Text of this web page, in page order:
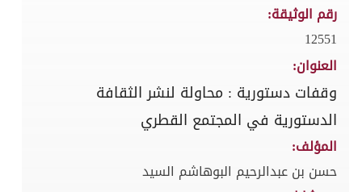
رقم الوثيقة:
12551
العنوان:
وقفات دستورية : محاولة لنشر الثقافة
الدستورية في المجتمع القطري
المؤلف:
حسن بن عبدالرحيم البوهاشم السيد